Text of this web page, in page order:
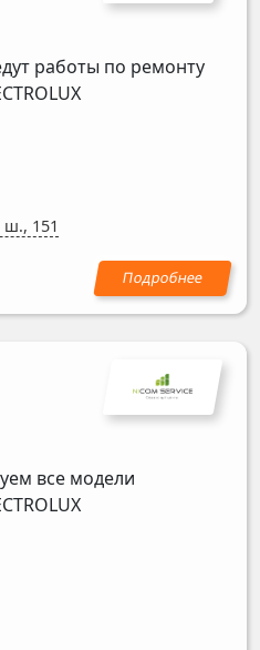
работы по ремонту
151
все модели